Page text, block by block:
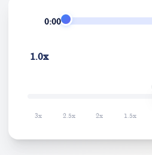
0:00
1.0x
1.5x
2x
2.5x
3x